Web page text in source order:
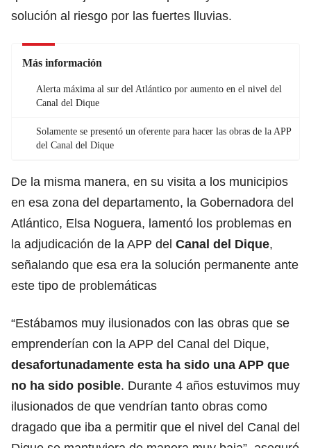
solución al riesgo por las fuertes lluvias.
Más información
Alerta máxima al sur del Atlántico por aumento en el nivel del
Canal del Dique
Solamente se presentó un oferente para hacer las obras de la APP
del Canal del Dique
De la misma manera, en su visita a los municipios
en esa zona del departamento, la Gobernadora del
Atlántico, Elsa Noguera, lamentó los problemas en
la adjudicación de la APP del Canal del Dique,
señalando que esa era la solución permanente ante
este tipo de problemáticas
“Estábamos muy ilusionados con las obras que se
emprenderían con la APP del Canal del Dique,
desafortunadamente esta ha sido una APP que
no ha sido posible. Durante 4 años estuvimos muy
ilusionados de que vendrían tanto obras como
dragado que iba a permitir que el nivel del Canal del